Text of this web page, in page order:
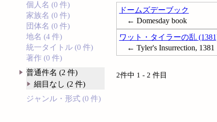
個人名 (0 件)
家族名 (0 件)
団体名 (0 件)
地名 (4 件)
統一タイトル (0 件)
著作 (0 件)
普通件名 (2 件)
細目なし (2 件)
ジャンル・形式 (0 件)
ドームズデーブック
← Domesday book
ワット・タイラーの乱
← Tyler's Insurrection, 1381
2件中 1 - 2 件目